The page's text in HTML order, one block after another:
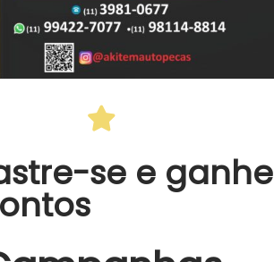
se e ganhe